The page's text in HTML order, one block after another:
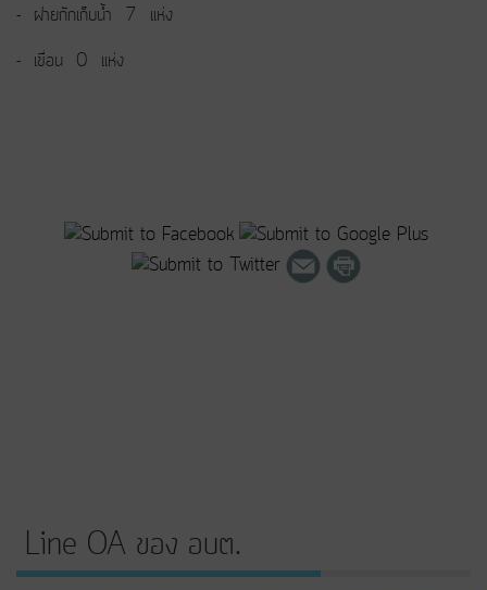
- ฝายกักเก็บน้ำ 7 แห่ง
- เขื่อน 0 แห่ง
Line OA ของ อบต.